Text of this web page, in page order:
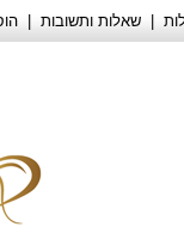
שאלות ותשובות